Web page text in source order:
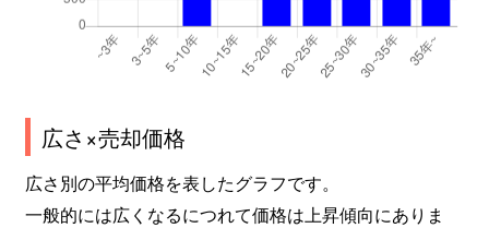
広さ×売却価格
広さ別の平均価格を表したグラフです。
一般的には広くなるにつれて価格は上昇傾向にありま